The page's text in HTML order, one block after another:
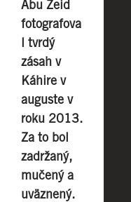
Abu Zeid
fotografova
l tvrdý
zásah v
Káhire v
auguste v
roku 2013.
Za to bol
zadržaný,
mučený a
uväznený.